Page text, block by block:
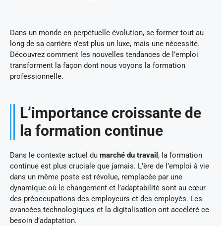
Dans un monde en perpétuelle évolution, se former tout au
long de sa carrière n’est plus un luxe, mais une nécessité.
Découvrez comment les nouvelles tendances de l’emploi
transforment la façon dont nous voyons la formation
professionnelle.
L’importance croissante de
la formation continue
Dans le contexte actuel du marché du travail , la formation
continue est plus cruciale que jamais. L’ère de l’emploi à vie
dans un même poste est révolue, remplacée par une
dynamique où le changement et l’adaptabilité sont au cœur
des préoccupations des employeurs et des employés. Les
avancées technologiques et la digitalisation ont accéléré ce
besoin d’adaptation.